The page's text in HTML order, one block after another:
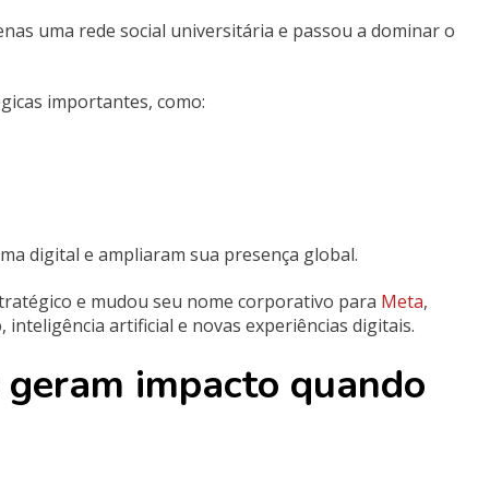
uma rede social universitária e passou a dominar o
importantes, como:
digital e ampliaram sua presença global.
e mudou seu nome corporativo para Meta,
artificial e novas experiências digitais.
impacto quando